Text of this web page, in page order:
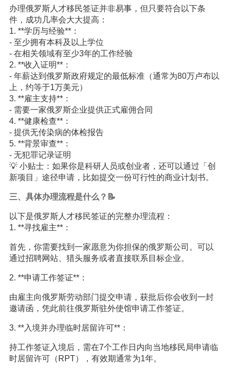
办理俄罗斯人才移民签证并非易事，但只要符合以下条
件，成功几率会大大提高：
1. **学历与经验**：
- 至少拥有本科及以上学位
- 在相关领域有至少3年的工作经验
2. **收入证明**：
- 年薪达到俄罗斯政府规定的最低标准（通常为80万卢布以
上，约等于1万美元）
3. **雇主支持**：
- 需要一家俄罗斯企业提供正式雇佣合同
4. **健康检查**：
- 提供无传染病的体检报告
5. **背景审查**：
- 无犯罪记录证明
💡 小贴士：如果你是科研人员或创业者，还可以通过「创
新项目」途径申请，比如提交一份可行性的商业计划书。
三、具体办理流程是什么？📝
以下是俄罗斯人才移民签证的完整办理流程：
1. **寻找雇主**：
首先，你需要找到一家愿意为你担保的俄罗斯公司。可以
通过招聘网站、猎头服务或者直接联系目标企业。
2. **申请工作签证**：
由雇主向俄罗斯劳动部门提交申请，获批后你会收到一封
邀请函，凭此前往俄罗斯驻外使馆申请工作签证。
3. **入境并办理临时居留许可**：
持工作签证入境后，需在7个工作日内向当地移民局申请临
时居留许可（RPT），有效期通常为1年。